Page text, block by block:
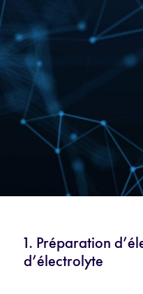
1. Préparation
d’électrolyte